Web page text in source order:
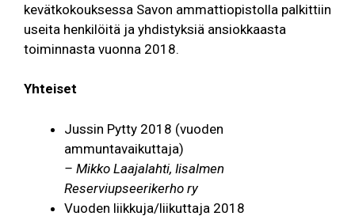
kevätkokouksessa Savon ammattiopistolla palkittiin
useita henkilöitä ja yhdistyksiä ansiokkaasta
toiminnasta vuonna 2018.
Yhteiset
Jussin Pytty 2018 (vuoden
ammuntavaikuttaja)
– Mikko Laajalahti, Iisalmen
Reserviupseerikerho ry
Vuoden liikkuja/liikuttaja 2018